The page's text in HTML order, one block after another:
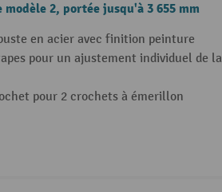
modèle 2, portée jusqu'à 3 655 mm
en acier avec finition peinture
pour un ajustement individuel de la
pour 2 crochets à émerillon